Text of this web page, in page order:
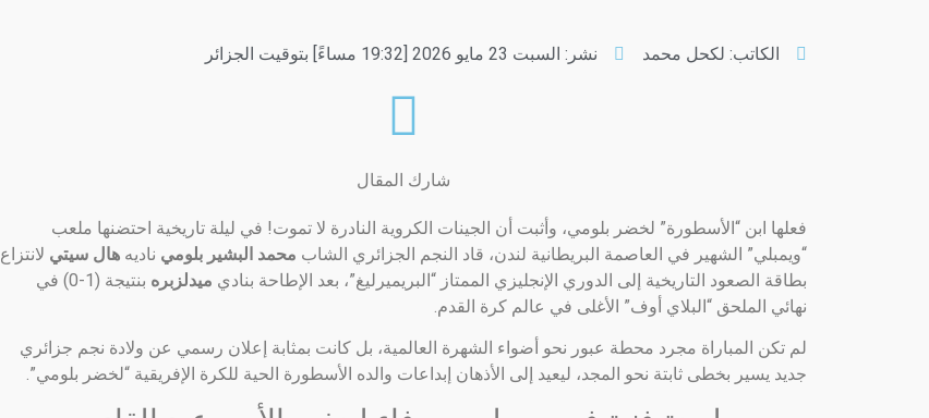
الكاتب: لكحل محمد نشر: السبت 23 مايو 2026 [19:32 مساءً] بتوقيت الجزائر
شارك المقال
فعلها ابن “الأسطورة” لخضر بلومي، وأثبت أن الجينات الكروية النادرة لا تموت! في ليلة تاريخية احتضنها ملعب
“ويمبلي” الشهير في العاصمة البريطانية لندن، قاد النجم الجزائري الشاب محمد البشير بلومي ناديه هال سيتي لانتزاع
بطاقة الصعود التاريخية إلى الدوري الإنجليزي الممتاز “البريميرليغ”، بعد الإطاحة بنادي ميدلزبره
بنتيجة (1-0) في
نهائي الملحق “البلاي أوف” الأغلى في عالم كرة القدم.
لم تكن المباراة مجرد محطة عبور نحو أضواء الشهرة العالمية، بل كانت بمثابة إعلان رسمي عن ولادة نجم جزائري
جديد يسير بخطى ثابتة نحو المجد، ليعيد إلى الأذهان إبداعات والده الأسطورة الحية للكرة الإفريقية “لخضر بلومي”.